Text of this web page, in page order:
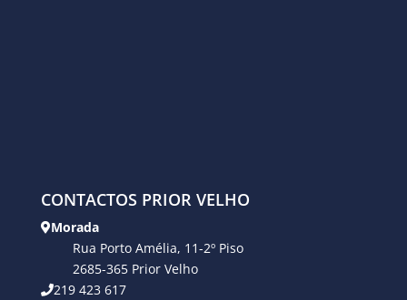
CONTACTOS PRIOR VELHO
Morada
Rua Porto Amélia, 11-2º Piso
2685-365 Prior Velho
219 423 617